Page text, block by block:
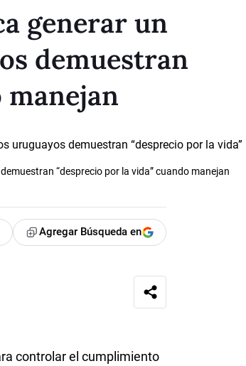
generar un
demuestran
manejan
“desprecio por la vida” cuando manejan
Agregar Búsqueda en
controlar el cumplimiento